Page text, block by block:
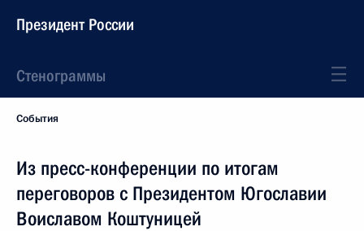
Президент России
Стенограммы
События
Из пресс-конференции по итогам
переговоров с Президентом Югославии
Воиславом Коштуницей